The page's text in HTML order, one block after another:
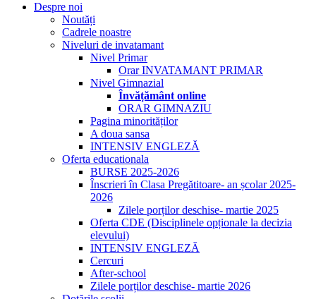
Despre noi
Noutăți
Cadrele noastre
Niveluri de invatamant
Nivel Primar
Orar INVATAMANT PRIMAR
Nivel Gimnazial
Învățământ online
ORAR GIMNAZIU
Pagina minorităților
A doua sansa
INTENSIV ENGLEZĂ
Oferta educationala
BURSE 2025-2026
Înscrieri în Clasa Pregătitoare- an școlar 2025-
2026
Zilele porților deschise- martie 2025
Oferta CDE (Disciplinele opționale la decizia
elevului)
INTENSIV ENGLEZĂ
Cercuri
After-school
Zilele porților deschise- martie 2026